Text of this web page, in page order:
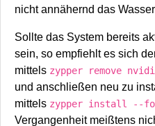
nicht annähernd das
Sollte das System bereits
sein, so empfiehlt es sich
mittels zypper remove
und anschließen neu zu
mittels zypper install --
Vergangenheit meißtens